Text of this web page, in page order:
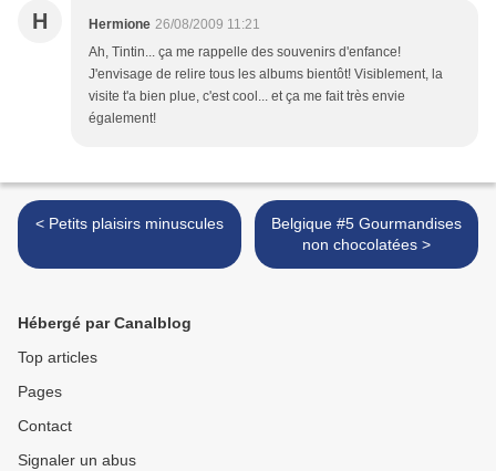
H Hermione 26/08/2009 11:21
Ah, Tintin... ça me rappelle des souvenirs d'enfance!
J'envisage de relire tous les albums bientôt! Visiblement, la
visite t'a bien plue, c'est cool... et ça me fait très envie
également!
< Petits plaisirs minuscules
Belgique #5 Gourmandises
non chocolatées >
Hébergé par Canalblog
Top articles
Pages
Contact
Signaler un abus